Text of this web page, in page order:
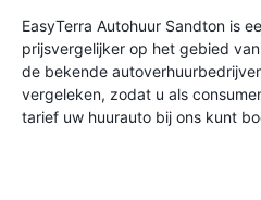
EasyTerra Autohuur Sandton is
prijsvergelijker op het gebied
de bekende
vergeleken, zodat u als
tarief uw huurauto bij ons kunt